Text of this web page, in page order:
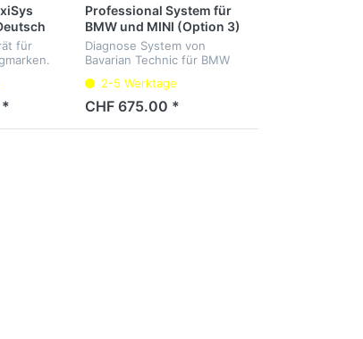
für
Park-
und
F un...
*
Professional System für
BMW und MINI (Option 3)
Diagnose System von
Bavarian Technic für BMW
2-5 Werktage
CHF 675.00 *